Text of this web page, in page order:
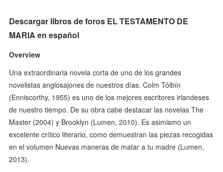
Descargar libros de foros EL TESTAMENTO DE
MARIA en español
Overview
Una extraordinaria novela corta de uno de los grandes
novelistas anglosajones de nuestros días. Colm Tóibín
(Enniscorthy, 1955) es uno de los mejores escritores irlandeses
de nuestro tiempo. De su obra cabe destacar las novelas The
Master (2004) y Brooklyn (Lumen, 2010). Es asimismo un
excelente crítico literario, como demuestran las piezas recogidas
en el volumen Nuevas maneras de matar a tu madre (Lumen,
2013).